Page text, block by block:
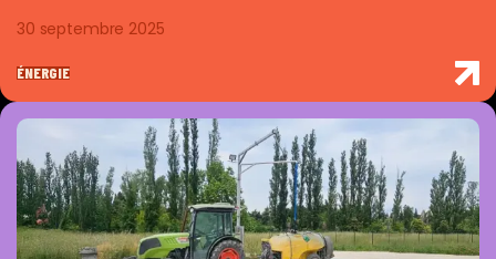
30 septembre 2025
ÉNERGIE